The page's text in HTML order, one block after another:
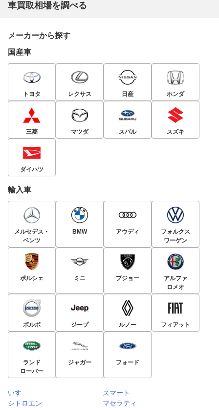
車買取相場を調べる
メーカーから探す
国産車
トヨタ レクサス 日産 ホンダ
三菱 マツダ スバル スズキ
ダイハツ
輸入車
メルセデス・
ベンツ
BMW アウディ
フォルクス
ワーゲン
ポルシェ ミニ プジョー
アルファ
ロメオ
ボルボ ジープ ルノー フィアット
ランド
ローバー
ジャガー フォード
いすゞ
スマート
シトロエン
マセラティ